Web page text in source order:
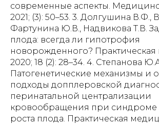
современные аспекты.
2021; (3): 50–53. 3. Долгушина В.Ф.,
Фартунина Ю.В., Надвикова Т.В.
плода: всегда ли гипотрофия
новорожденного?
2020; 18 (2): 28–34. 4. Степанова
Патогенетические механизмы и
подходы допплеровской
перинатальной централизации
кровообращения при синдроме
роста плода. Практическая